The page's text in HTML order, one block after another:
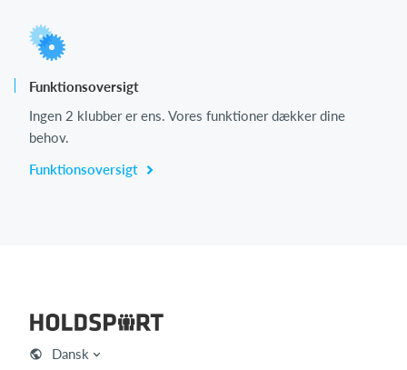
Funktionsoversigt
Ingen 2 klubber er ens. Vores funktioner dækker dine
behov.
Funktionsoversigt
Dansk